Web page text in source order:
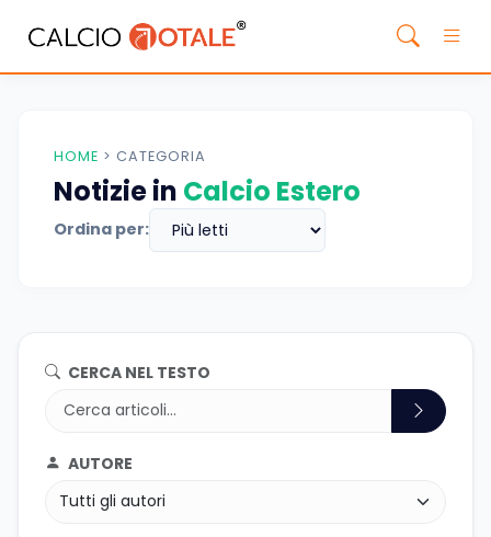
HOME > CATEGORIA
Notizie in Calcio Estero
Ordina per:
CERCA NEL TESTO
AUTORE